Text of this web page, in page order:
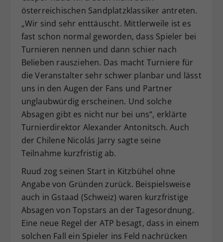
österreichischen Sandplatzklassiker antreten.
„Wir sind sehr enttäuscht. Mittlerweile ist es
fast schon normal geworden, dass Spieler bei
Turnieren nennen und dann schier nach
Belieben rausziehen. Das macht Turniere für
die Veranstalter sehr schwer planbar und lässt
uns in den Augen der Fans und Partner
unglaubwürdig erscheinen. Und solche
Absagen gibt es nicht nur bei uns“, erklärte
Turnierdirektor Alexander Antonitsch. Auch
der Chilene Nicolás Jarry sagte seine
Teilnahme kurzfristig ab.
Ruud zog seinen Start in Kitzbühel ohne
Angabe von Gründen zurück. Beispielsweise
auch in Gstaad (Schweiz) waren kurzfristige
Absagen von Topstars an der Tagesordnung.
Eine neue Regel der ATP besagt, dass in einem
solchen Fall ein Spieler ins Feld nachrücken
Zweck
Dieser Wert speichert Ihre Consent-
Einstellungen. Unter anderem eine
zufällig generierte ID, für die
historische Speicherung Ihrer
Webseiten-Betreiber dies eingestellt
hat.